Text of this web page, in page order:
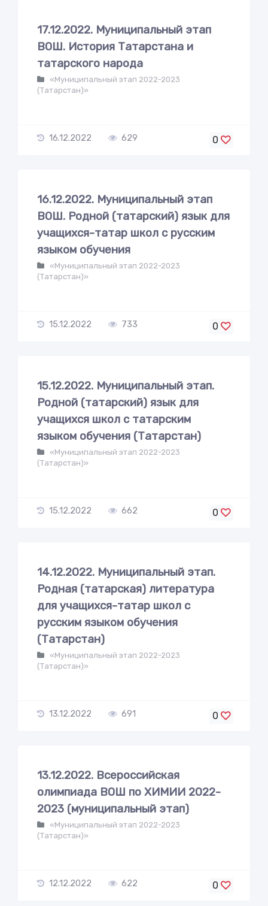
17.12.2022. Муниципальный этап
ВОШ. История Татарстана и
татарского народа
«Муниципальный этап 2022-2023
(Татарстан)»
16.12.2022 629 0
16.12.2022. Муниципальный этап
ВОШ. Родной (татарский) язык для
учащихся-татар школ с русским
языком обучения
«Муниципальный этап 2022-2023
(Татарстан)»
15.12.2022 733 0
15.12.2022. Муниципальный этап.
Родной (татарский) язык для
учащихся школ с татарским
языком обучения (Татарстан)
«Муниципальный этап 2022-2023
(Татарстан)»
15.12.2022 662 0
14.12.2022. Муниципальный этап.
Родная (татарская) литература
для учащихся-татар школ с
русским языком обучения
(Татарстан)
«Муниципальный этап 2022-2023
(Татарстан)»
13.12.2022 691 0
13.12.2022. Всероссийская
олимпиада ВОШ по ХИМИИ 2022-
2023 (муниципальный этап)
«Муниципальный этап 2022-2023
(Татарстан)»
12.12.2022 622 0